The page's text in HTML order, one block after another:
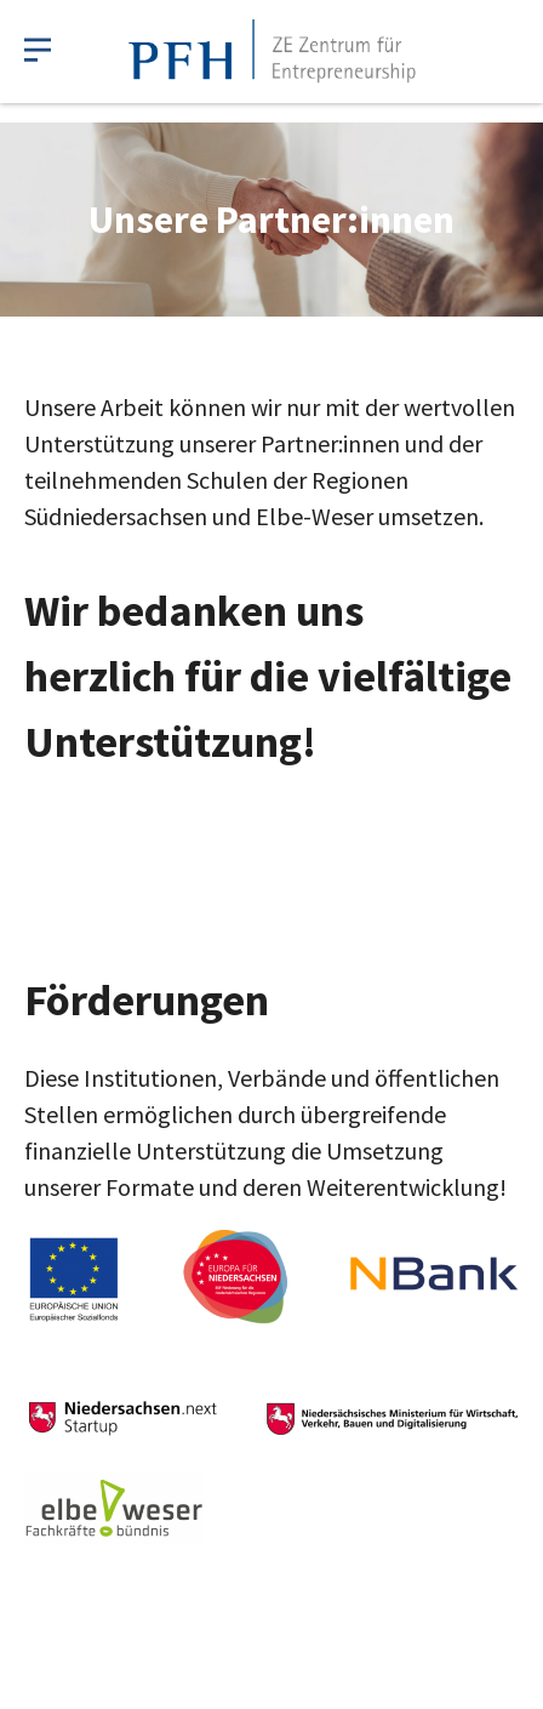
Unsere Partner:innen
Unsere Arbeit können wir nur mit der wertvollen
Unterstützung unserer Partner:innen und der
teilnehmenden Schulen der Regionen
Südniedersachsen und Elbe-Weser umsetzen.
Wir bedanken uns
herzlich für die vielfältige
Unterstützung!
Förderungen
Diese Institutionen, Verbände und öffentlichen
Stellen ermöglichen durch übergreifende
finanzielle Unterstützung die Umsetzung
unserer Formate und deren Weiterentwicklung!